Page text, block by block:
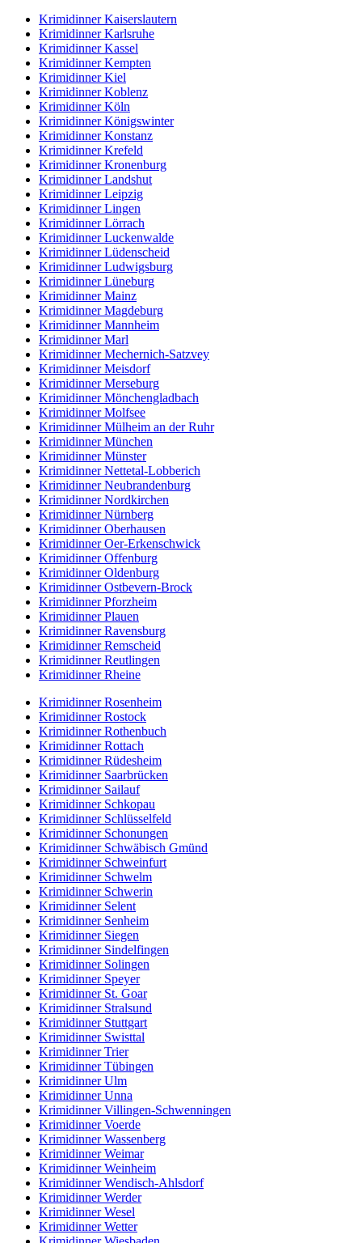
Krimidinner Kaiserslautern
Krimidinner Karlsruhe
Krimidinner Kassel
Krimidinner Kempten
Krimidinner Kiel
Krimidinner Koblenz
Krimidinner Köln
Krimidinner Königswinter
Krimidinner Konstanz
Krimidinner Krefeld
Krimidinner Kronenburg
Krimidinner Landshut
Krimidinner Leipzig
Krimidinner Lingen
Krimidinner Lörrach
Krimidinner Luckenwalde
Krimidinner Lüdenscheid
Krimidinner Ludwigsburg
Krimidinner Lüneburg
Krimidinner Mainz
Krimidinner Magdeburg
Krimidinner Mannheim
Krimidinner Marl
Krimidinner Mechernich-Satzvey
Krimidinner Meisdorf
Krimidinner Merseburg
Krimidinner Mönchengladbach
Krimidinner Molfsee
Krimidinner Mülheim an der Ruhr
Krimidinner München
Krimidinner Münster
Krimidinner Nettetal-Lobberich
Krimidinner Neubrandenburg
Krimidinner Nordkirchen
Krimidinner Nürnberg
Krimidinner Oberhausen
Krimidinner Oer-Erkenschwick
Krimidinner Offenburg
Krimidinner Oldenburg
Krimidinner Ostbevern-Brock
Krimidinner Pforzheim
Krimidinner Plauen
Krimidinner Ravensburg
Krimidinner Remscheid
Krimidinner Reutlingen
Krimidinner Rheine
Krimidinner Rosenheim
Krimidinner Rostock
Krimidinner Rothenbuch
Krimidinner Rottach
Krimidinner Rüdesheim
Krimidinner Saarbrücken
Krimidinner Sailauf
Krimidinner Schkopau
Krimidinner Schlüsselfeld
Krimidinner Schonungen
Krimidinner Schwäbisch Gmünd
Krimidinner Schweinfurt
Krimidinner Schwelm
Krimidinner Schwerin
Krimidinner Selent
Krimidinner Senheim
Krimidinner Siegen
Krimidinner Sindelfingen
Krimidinner Solingen
Krimidinner Speyer
Krimidinner St. Goar
Krimidinner Stralsund
Krimidinner Stuttgart
Krimidinner Swisttal
Krimidinner Trier
Krimidinner Tübingen
Krimidinner Ulm
Krimidinner Unna
Krimidinner Villingen-Schwenningen
Krimidinner Voerde
Krimidinner Wassenberg
Krimidinner Weimar
Krimidinner Weinheim
Krimidinner Wendisch-Ahlsdorf
Krimidinner Werder
Krimidinner Wesel
Krimidinner Wetter